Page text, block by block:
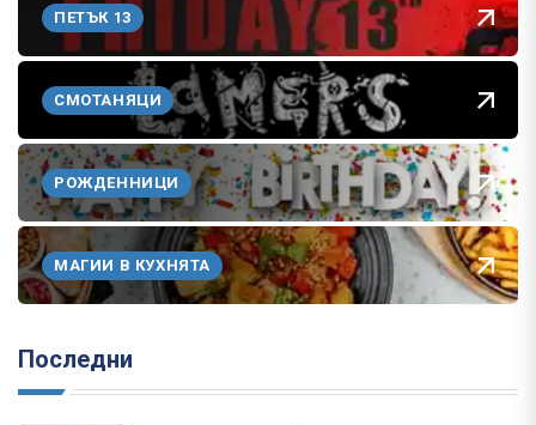
ПЕТЪК 13
СМОТАНЯЦИ
РОЖДЕННИЦИ
МАГИИ В КУХНЯТА
Последни